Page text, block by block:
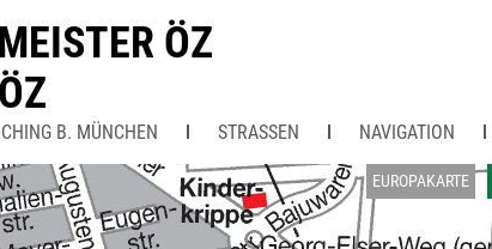
ÖZ
B. MÜNCHEN STRASSEN NAVIGATION
EUROPAKARTE